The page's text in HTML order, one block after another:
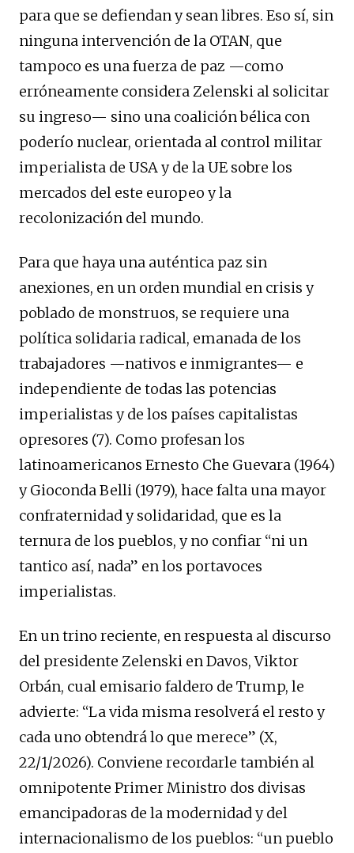
para que se defiendan y sean libres. Eso sí, sin
ninguna intervención de la OTAN, que
tampoco es una fuerza de paz —como
erróneamente considera Zelenski al solicitar
su ingreso— sino una coalición bélica con
poderío nuclear, orientada al control militar
imperialista de USA y de la UE sobre los
mercados del este europeo y la
recolonización del mundo.
Para que haya una auténtica paz sin
anexiones, en un orden mundial en crisis y
poblado de monstruos, se requiere una
política solidaria radical, emanada de los
trabajadores —nativos e inmigrantes— e
independiente de todas las potencias
imperialistas y de los países capitalistas
opresores (7). Como profesan los
latinoamericanos Ernesto Che Guevara (1964)
y Gioconda Belli (1979), hace falta una mayor
confraternidad y solidaridad, que es la
ternura de los pueblos, y no confiar “ni un
tantico así, nada” en los portavoces
imperialistas.
En un trino reciente, en respuesta al discurso
del presidente Zelenski en Davos, Viktor
Orbán, cual emisario faldero de Trump, le
advierte: “La vida misma resolverá el resto y
cada uno obtendrá lo que merece” (X,
22/1/2026). Conviene recordarle también al
omnipotente Primer Ministro dos divisas
emancipadoras de la modernidad y del
internacionalismo de los pueblos: “un pueblo